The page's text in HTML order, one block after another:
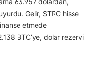
Gelir, STRC hisse
etmede
BTC’ye, dolar rezervi